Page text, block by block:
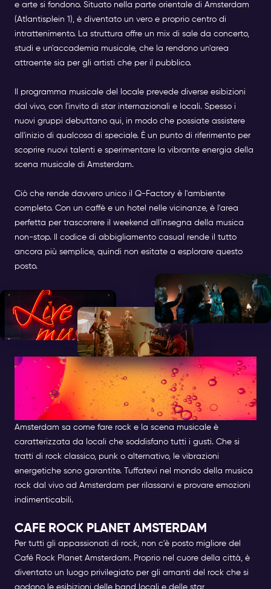
e arte si fondono. Situato nella parte orientale di Amsterdam
(Atlantisplein 1), è diventato un vero e proprio centro di
intrattenimento. La struttura offre un mix di sale da concerto,
studi e un'accademia musicale, che la rendono un'area
attraente sia per gli artisti che per il pubblico.
Il programma musicale del locale prevede diverse esibizioni
dal vivo, con l'invito di star internazionali e locali. Spesso i
nuovi gruppi debuttano qui, in modo che possiate assistere
all'inizio di qualcosa di speciale. È un punto di riferimento per
scoprire nuovi talenti e sperimentare la vibrante energia della
scena musicale di Amsterdam.
Ciò che rende davvero unico il Q-Factory è l'ambiente
completo. Con un caffè e un hotel nelle vicinanze, è l'area
perfetta per trascorrere il weekend all'insegna della musica
non-stop. Il codice di abbigliamento casual rende il tutto
ancora più semplice, quindi non esitate a esplorare questo
posto.
I MIGLIORI LOCALI PER LA
MUSICA ROCK DAL VIVO AD
AMSTERDAM
Amsterdam sa come fare rock e la scena musicale è
caratterizzata da locali che soddisfano tutti i gusti. Che si
tratti di rock classico, punk o alternativo, le vibrazioni
energetiche sono garantite. Tuffatevi nel mondo della musica
rock dal vivo ad Amsterdam per rilassarvi e provare emozioni
indimenticabili.
CAFE ROCK PLANET AMSTERDAM
Per tutti gli appassionati di rock, non c'è posto migliore del
Café Rock Planet Amsterdam. Proprio nel cuore della città, è
diventato un luogo privilegiato per gli amanti del rock che si
godono le esibizioni delle band locali e delle star